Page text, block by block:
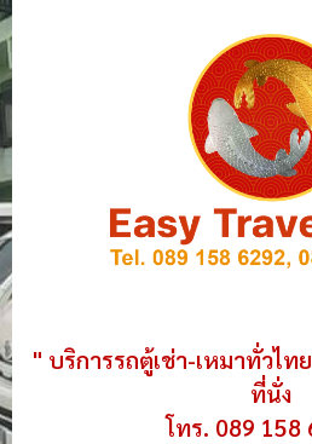
" บริการรถตู้เช่า-เหมาทั่วไท
ที่นั่ง
โทร. 089 158